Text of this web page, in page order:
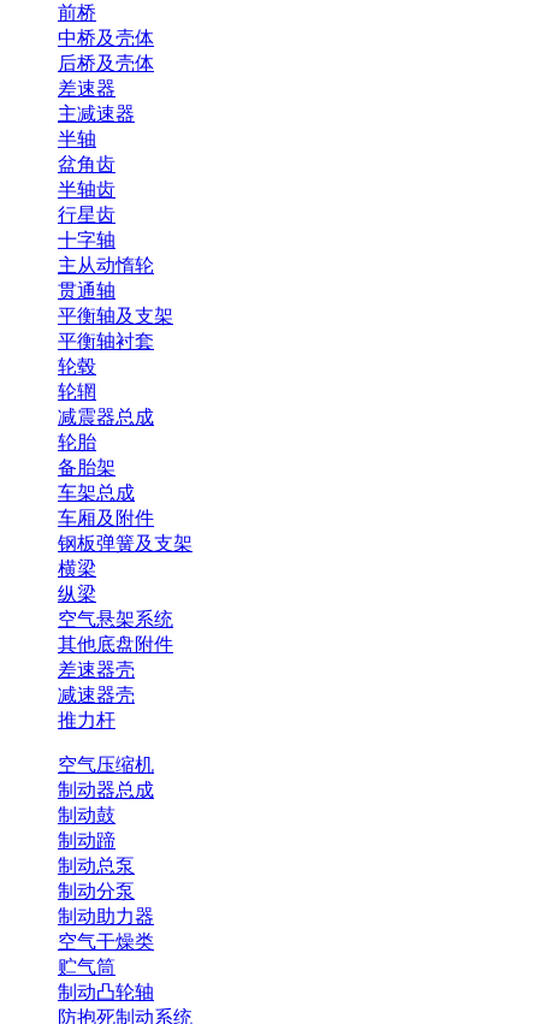
前桥
中桥及壳体
后桥及壳体
差速器
主减速器
半轴
盆角齿
半轴齿
行星齿
十字轴
主从动惰轮
贯通轴
平衡轴及支架
平衡轴衬套
轮毂
轮辋
减震器总成
轮胎
备胎架
车架总成
车厢及附件
钢板弹簧及支架
横梁
纵梁
空气悬架系统
其他底盘附件
差速器壳
减速器壳
推力杆
空气压缩机
制动器总成
制动鼓
制动蹄
制动总泵
制动分泵
制动助力器
空气干燥类
贮气筒
制动凸轮轴
防抱死制动系统